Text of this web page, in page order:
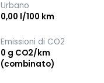
Urbano
0,00 l/100 km
Emissioni di CO2
0 g CO2/km
(combinato)